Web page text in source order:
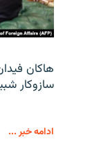
هاکان
سازوکار شبیه ماده ۵ ناتو است؛ یعنی حمله به یکی
ادامه خبر ...